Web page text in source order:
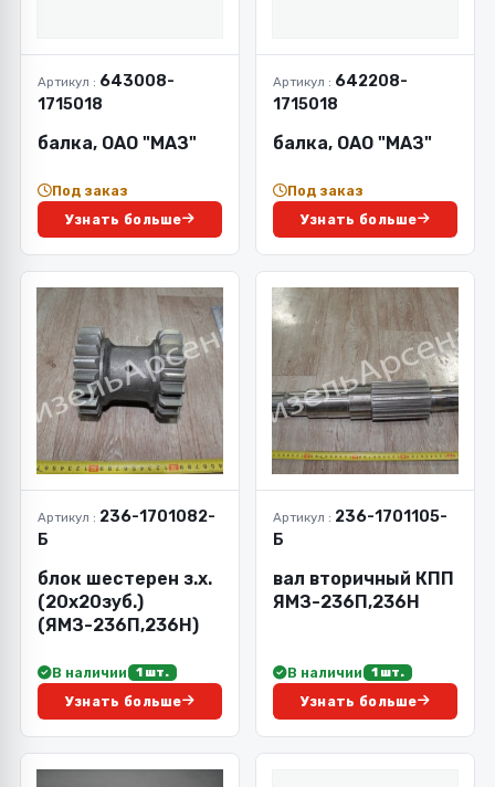
Артикул : 643008-
1715018
балка, ОАО "МАЗ"
Под заказ
Узнать больше
Артикул : 642208-
1715018
балка, ОАО "МАЗ"
Под заказ
Узнать больше
Артикул : 236-1701082-
Б
блок шестерен з.х.
(20х20зуб.)
(ЯМЗ-236П,236Н)
В наличии 1 шт.
Узнать больше
Артикул : 236-1701105-
Б
вал вторичный КПП
ЯМЗ-236П,236Н
В наличии 1 шт.
Узнать больше